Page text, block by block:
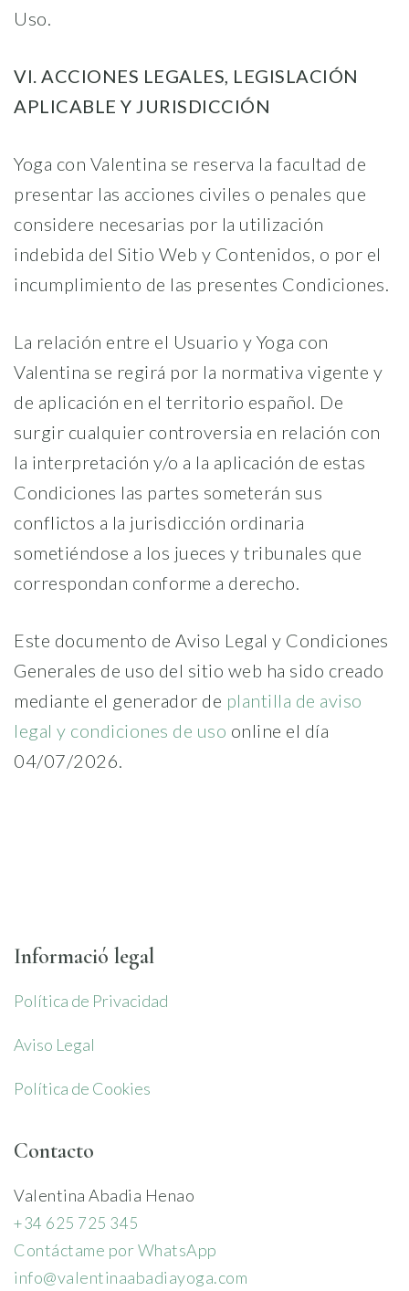
Uso.
VI. ACCIONES LEGALES, LEGISLACIÓN
APLICABLE Y JURISDICCIÓN
Yoga con Valentina se reserva la facultad de
presentar las acciones civiles o penales que
considere necesarias por la utilización
indebida del Sitio Web y Contenidos, o por el
incumplimiento de las presentes Condiciones.
La relación entre el Usuario y Yoga con
Valentina se regirá por la normativa vigente y
de aplicación en el territorio español. De
surgir cualquier controversia en relación con
la interpretación y/o a la aplicación de estas
Condiciones las partes someterán sus
conflictos a la jurisdicción ordinaria
sometiéndose a los jueces y tribunales que
correspondan conforme a derecho.
Este documento de Aviso Legal y Condiciones
Generales de uso del sitio web ha sido creado
mediante el generador de plantilla de aviso
legal y condiciones de uso online el día
04/07/2026.
Informació legal
Política de Privacidad
Aviso Legal
Política de Cookies
Contacto
Valentina Abadia Henao
+34 625 725 345
Contáctame por WhatsApp
info@valentinaabadiayoga.com